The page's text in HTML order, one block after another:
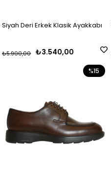
Siyah Deri Erkek Klasik Ayakkabı
₺3.540,00
₺5.900,00
%15